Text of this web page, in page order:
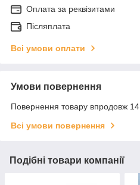
Оплата за реквізитами
Післяплата
Всі умови оплати
Умови повернення
Повернення товару впродовж 14
Всі умови повернення
Подібні товари компанії